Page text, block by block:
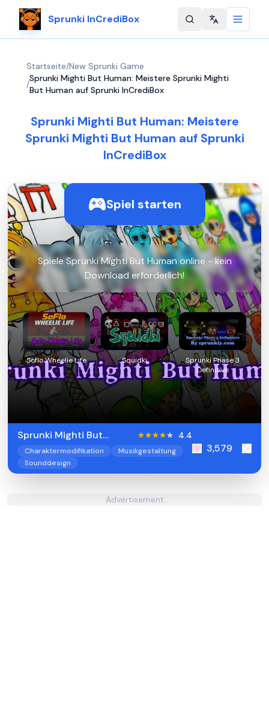
Sprunki InCrediBox Change
Startseite/New Sprunki Game
/
Sprunki Mighti But Human: Meistere Sprunki Mighti
But Human auf Sprunki InCrediBox
Sprunki Mighti But Human: Meistere
Sprunki Mighti But Human auf Sprunki
InCrediBox
Spiel starten
Spiele Sprunki Mighti But Human online - kein
Download erforderlich!
Soflo Wheelie Life Squidki
Sprunki Phase 3
Definitive
Sprunki Mighti But
Human
4.4
Charaktermodifikation
Musikgestaltung
Sounddesign
3,579
Advertisement